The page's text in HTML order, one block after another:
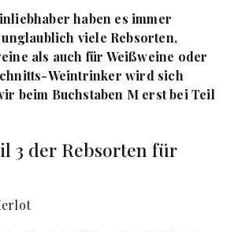
haben es immer
unglaublich viele Rebsorten,
als auch für Weißweine oder
Weintrinker wird sich
beim Buchstaben M erst bei Teil
3 der Rebsorten für